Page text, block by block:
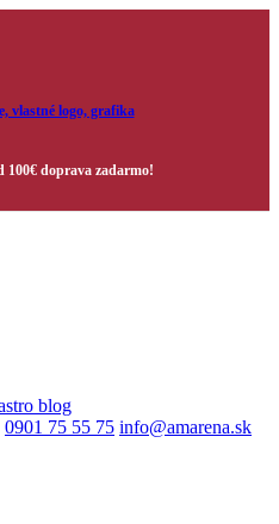
vlastné logo, grafika
100€ doprava zadarmo!
blog
0901 75 55 75 info@amarena.sk